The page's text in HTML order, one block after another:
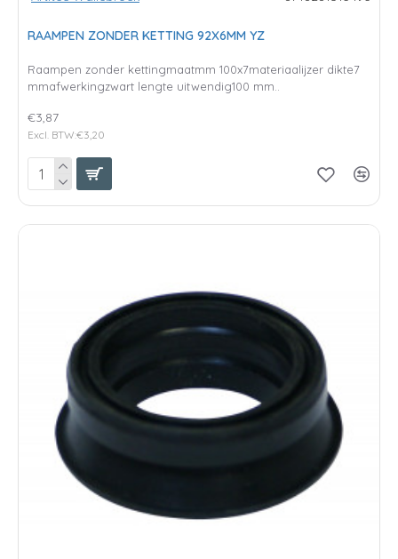
RAAMPEN ZONDER KETTING 92X6MM YZ
Raampen zonder kettingmaatmm 100x7materiaalijzer dikte7
mmafwerkingzwart lengte uitwendig100 mm..
€3,87
Excl. BTW:€3,20